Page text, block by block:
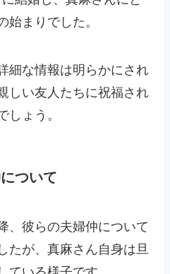
始まりでした。
細な情報は明らかにされ
しい友人たちに祝福され
しょう。
ついて
、彼らの夫婦仲について
たが、真麻さん自身は旦